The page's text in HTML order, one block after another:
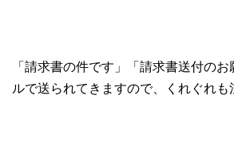
「請求書の件です」「請求書送付の
ルで送られてきますので、くれぐれも